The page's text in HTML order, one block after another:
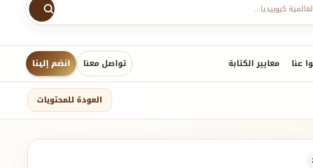
عنا معايير الكتابة تواصل معنا انضم إلينا
العودة للمحتويات